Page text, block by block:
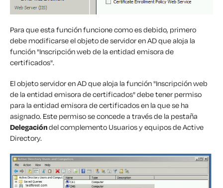
Para que esta función funcione como es debido, primero
debe modificarse el objeto de servidor en AD que aloja la
función "Inscripción web de la entidad emisora de
certificados".
El objeto servidor en AD que aloja la función "Inscripción web
de la entidad emisora de certificados" debe tener permiso
para la entidad emisora de certificados en la que se ha
asignado. Este permiso se concede a través de la pestaña
Delegacióndel complemento Usuarios y equipos de Active
Directory.